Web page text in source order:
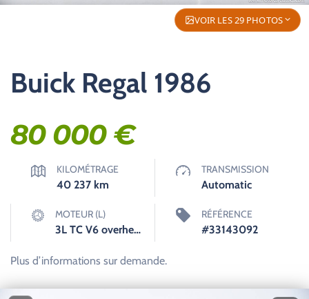
VOIR LES 29 PHOTOS
Buick Regal 1986
80 000€
KILOMÉTRAGE
40 237 km
TRANSMISSION
Automatic
MOTEUR (L)
3L TC V6 overhead valves (OHV) 12V
RÉFÉRENCE
#33143092
Plus d’informations sur demande.